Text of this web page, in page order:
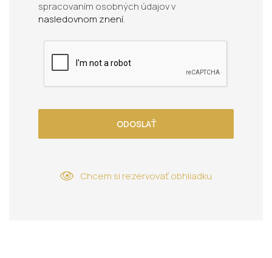
spracovaním osobných údajov v
nasledovnom znení.
ODOSLAŤ
Chcem si rezervovať obhliadku